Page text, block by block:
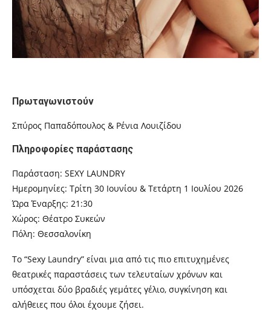
Πρωταγωνιστούν
Σπύρος Παπαδόπουλος & Ρένια Λουιζίδου
Πληροφορίες παράστασης
Παράσταση: SEXY LAUNDRY
Ημερομηνίες: Τρίτη 30 Ιουνίου & Τετάρτη 1 Ιουλίου 2026
Ώρα Έναρξης: 21:30
Χώρος: Θέατρο Συκεών
Πόλη: Θεσσαλονίκη
Το “Sexy Laundry” είναι μια από τις πιο επιτυχημένες
θεατρικές παραστάσεις των τελευταίων χρόνων και
υπόσχεται δύο βραδιές γεμάτες γέλιο, συγκίνηση και
αλήθειες που όλοι έχουμε ζήσει.